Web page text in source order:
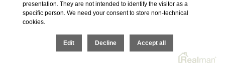
presentation. They are not intended to identify the visitor as a
specific person. We need your consent to store non-technical
cookies.
Edit Decline Accept all